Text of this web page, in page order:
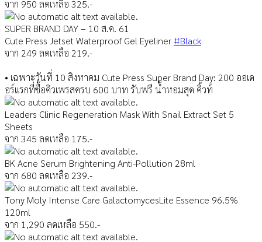
จาก 950 ลดเหลือ 325.-
SUPER BRAND DAY – 10 ส.ค. 61
Cute Press Jetset Waterproof Gel Eyeliner #Black
จาก 249 ลดเหลือ 219.-
• เฉพาะวันที่ 10 สิงหาคม Cute Press Super Brand Day: 200 ออเด
อร์แรกที่ซื้อคิวเพรสครบ 600 บาท รับฟรี น้ำหอมสุด คิ้วท์
Leaders Clinic Regeneration Mask With Snail Extract Set 5
Sheets
จาก 345 ลดเหลือ 175.-
BK Acne Serum Brightening Anti-Pollution 28ml
จาก 680 ลดเหลือ 239.-
Tony Moly Intense Care GalactomycesLite Essence 96.5%
120ml
จาก 1,290 ลดเหลือ 550.-